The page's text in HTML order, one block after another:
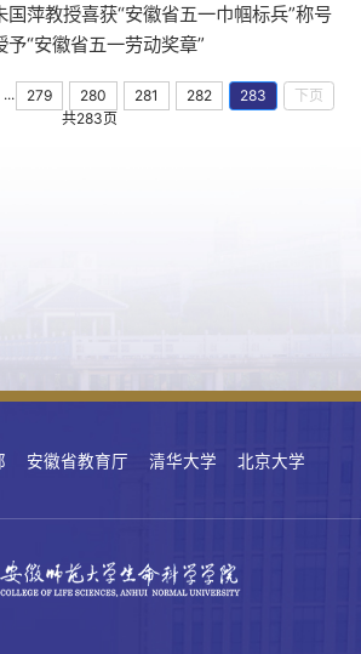
国萍教授喜获“安徽省五一巾帼标兵”称号
予“安徽省五一劳动奖章”
... 279 280 281 282 283
下页
共283页
安徽省教育厅 清华大学
北京大学